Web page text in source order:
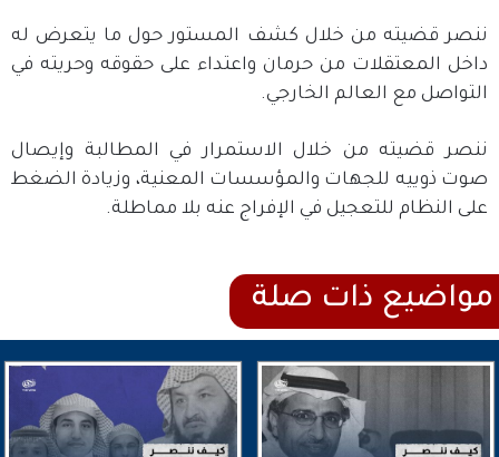
ننصر قضيته من خلال كشف المستور حول ما يتعرض له
داخل المعتقلات من حرمان واعتداء على حقوقه وحريته في
التواصل مع العالم الخارجي.
ننصر قضيته من خلال الاستمرار في المطالبة وإيصال
صوت ذوييه للجهات والمؤسسات المعنية، وزيادة الضغط
على النظام للتعجيل في الإفراج عنه بلا مماطلة.